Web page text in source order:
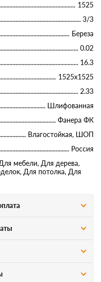
1525
3/3
Береза
0.02
16.3
1525х1525
2.33
Шлифованная
Фанера ФК
Влагостойкая, ШОП
Россия
мебели, Для дерева,
Для потолка, Для